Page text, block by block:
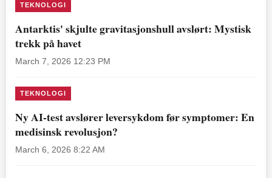
TEKNOLOGI
Antarktis' skjulte gravitasjonshull avslørt: Mystisk
trekk på havet
March 7, 2026 12:23 PM
TEKNOLOGI
Ny AI-test avslører leversykdom før symptomer: En
medisinsk revolusjon?
March 6, 2026 8:22 AM